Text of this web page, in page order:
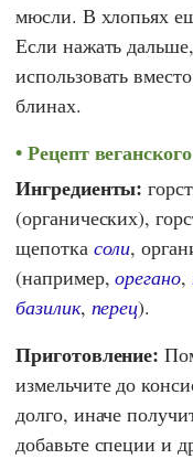
мюсли. В хлопьях
Если нажать
использовать вместо
блинах.
Рецепт
Ингредиенты:
(органических),
щепотка соли,
(например,орегано,
базилик, перец).
Приготовление:
измельчите до
долго, иначе
добавьте специи и